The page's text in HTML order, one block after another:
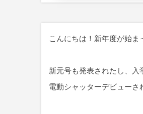
こんにちは！新年度が始ま
新元号も発表されたし、
電動シャッターデビュー